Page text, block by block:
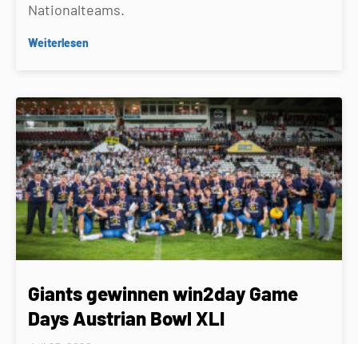
Nationalteams.
Weiterlesen
Giants gewinnen win2day Game
Days Austrian Bowl XLI